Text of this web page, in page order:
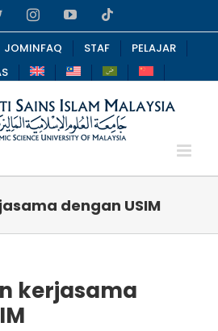
TwitterInstagramYouTube
JOMINFAQ STAF
PELAJAR
dengan USIM
kerjasama